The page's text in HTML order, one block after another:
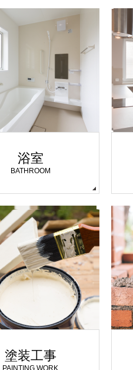
浴室
BATHROOM
塗装工事
PAINTING WORK